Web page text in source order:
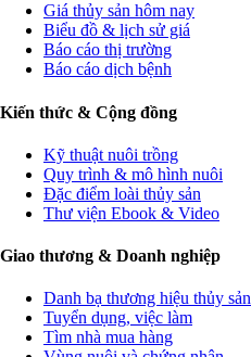
Giá thủy sản hôm nay
Biểu đồ & lịch sử giá
Báo cáo thị trường
Báo cáo dịch bệnh
Kiến thức & Cộng đồng
Kỹ thuật nuôi trồng
Quy trình & mô hình nuôi
Đặc điểm loài thủy sản
Thư viện Ebook & Video
Giao thương & Doanh nghiệp
Danh bạ thương hiệu thủy sản
Tuyển dụng, việc làm
Tìm nhà mua hàng